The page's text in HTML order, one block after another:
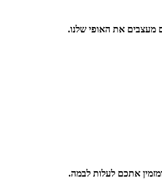
מעצבים את האופי שלנו.
אתכם לעלות לבמה.